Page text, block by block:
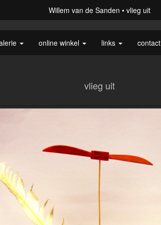
Willem van de Sanden vlieg uit
online winkel links contact
vlieg uit